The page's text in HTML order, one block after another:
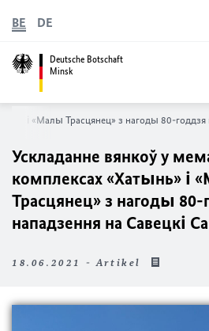
Deutsche Botschaft
Minsk
BE DE
і «Малы Трасцянец» з нагоды 80-годдзя
Ускладанне вянкоў у
комплексах «Хатынь» і
Трасцянец» з нагоды 80-
нападзення на Савецкі
18.06.2021 - Artikel